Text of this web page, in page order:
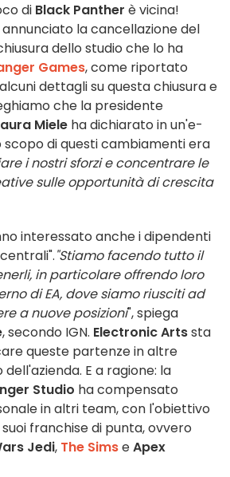
di Black Panther è vicina!
annunciato la cancellazione del
dello studio che lo ha
Games, come riportato
dettagli su questa chiusura e
che la presidente
Miele ha dichiarato in un'e-
di questi cambiamenti era
i nostri sforzi e concentrare le
sulle opportunità di crescita
interessato anche i dipendenti
"Stiamo facendo tutto il
in particolare offrendo loro
di EA, dove siamo riusciti ad
a nuove posizioni", spiega
, secondo IGN. Electronic Artssta
queste partenze in altre
E a ragione: la
Studio ha compensato
in altri team, con l'obiettivo
franchise di punta, ovvero
Jedi, The SimseApex